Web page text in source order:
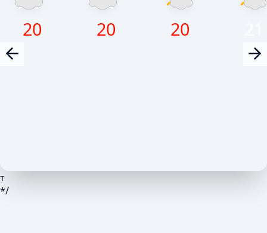
20 20 20
т
*/